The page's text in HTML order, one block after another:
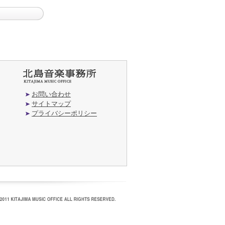
お問い合わせ
サイトマップ
プライバシーポリシー